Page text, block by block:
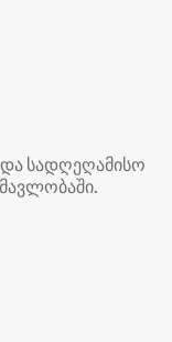
სადღეღამისო